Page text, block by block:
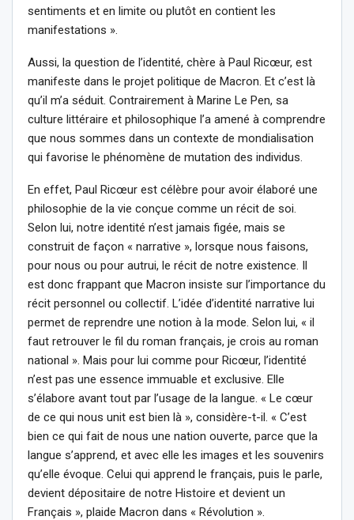
sentiments et en limite ou plutôt en contient les
manifestations ».
Aussi, la question de l’identité, chère à Paul Ricœur, est
manifeste dans le projet politique de Macron. Et c’est là
qu’il m’a séduit. Contrairement à Marine Le Pen, sa
culture littéraire et philosophique l’a amené à comprendre
que nous sommes dans un contexte de mondialisation
qui favorise le phénomène de mutation des individus.
En effet, Paul Ricœur est célèbre pour avoir élaboré une
philosophie de la vie conçue comme un récit de soi.
Selon lui, notre identité n’est jamais figée, mais se
construit de façon « narrative », lorsque nous faisons,
pour nous ou pour autrui, le récit de notre existence. Il
est donc frappant que Macron insiste sur l’importance du
récit personnel ou collectif. L’idée d’identité narrative lui
permet de reprendre une notion à la mode. Selon lui, « il
faut retrouver le fil du roman français, je crois au roman
national ». Mais pour lui comme pour Ricœur, l’identité
n’est pas une essence immuable et exclusive. Elle
s’élabore avant tout par l’usage de la langue. « Le cœur
de ce qui nous unit est bien là », considère-t-il. « C’est
bien ce qui fait de nous une nation ouverte, parce que la
langue s’apprend, et avec elle les images et les souvenirs
qu’elle évoque. Celui qui apprend le français, puis le parle,
devient dépositaire de notre Histoire et devient un
Français », plaide Macron dans « Révolution ».